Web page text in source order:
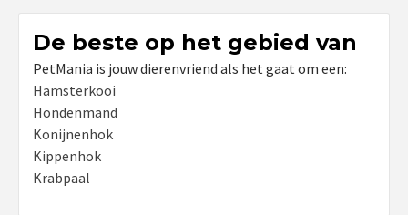
De beste op het gebied van
PetMania is jouw dierenvriend als het gaat om een:
Hamsterkooi
Hondenmand
Konijnenhok
Kippenhok
Krabpaal